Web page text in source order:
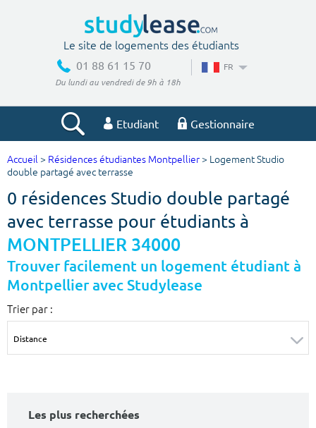
Le site de logements des étudiants
01 88 61 15 70
Du lundi au vendredi de 9h à 18h
FR
Etudiant Gestionnaire
Votre recherche
Ville, école
Budget min
€
Budget max
m² m²
Accueil > Résidences étudiantes Montpellier > Logement Studio
double partagé avec terrasse
0 résidences Studio double partagé
avec terrasse pour étudiants à
MONTPELLIER 34000
Trouver facilement un logement étudiant à
Montpellier avec Studylease
Trier par :
Les plus recherchées